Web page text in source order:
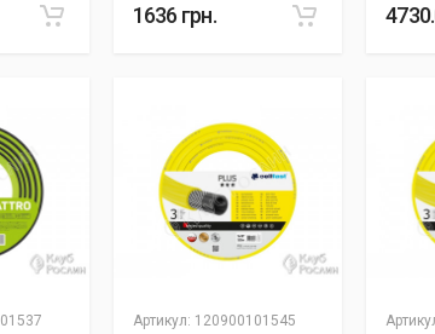
1636 грн.
Артикул: 120900101545